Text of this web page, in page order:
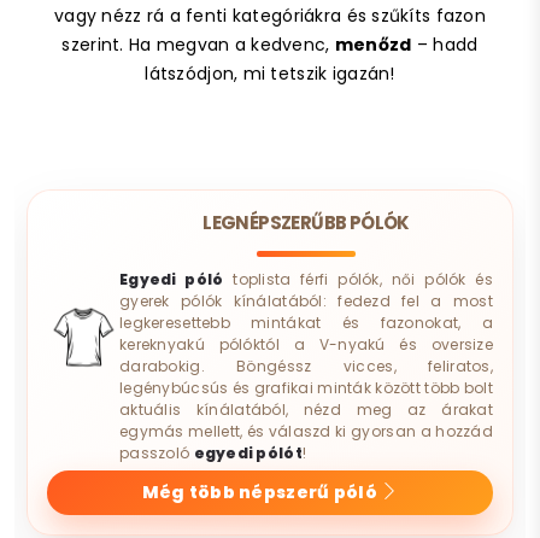
vagy nézz rá a fenti kategóriákra és szűkíts fazon
szerint. Ha megvan a kedvenc, menőzd – hadd
látszódjon, mi tetszik igazán!
LEGNÉPSZERŰBB PÓLÓK
Egyedi póló toplista férfi pólók, női pólók és
gyerek pólók kínálatából: fedezd fel a most
legkeresettebb mintákat és fazonokat, a
kereknyakú pólóktól a V-nyakú és oversize
darabokig. Böngéssz vicces, feliratos,
legénybúcsús és grafikai minták között több bolt
aktuális kínálatából, nézd meg az árakat
egymás mellett, és válaszd ki gyorsan a hozzád
passzoló egyedi pólót!
Még több népszerű póló